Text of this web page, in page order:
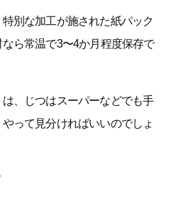
特別な加工が施された紙パック
ら常温で3〜4か月程度保存で
、じつはスーパーなどでも手
って見分ければいいのでしょ